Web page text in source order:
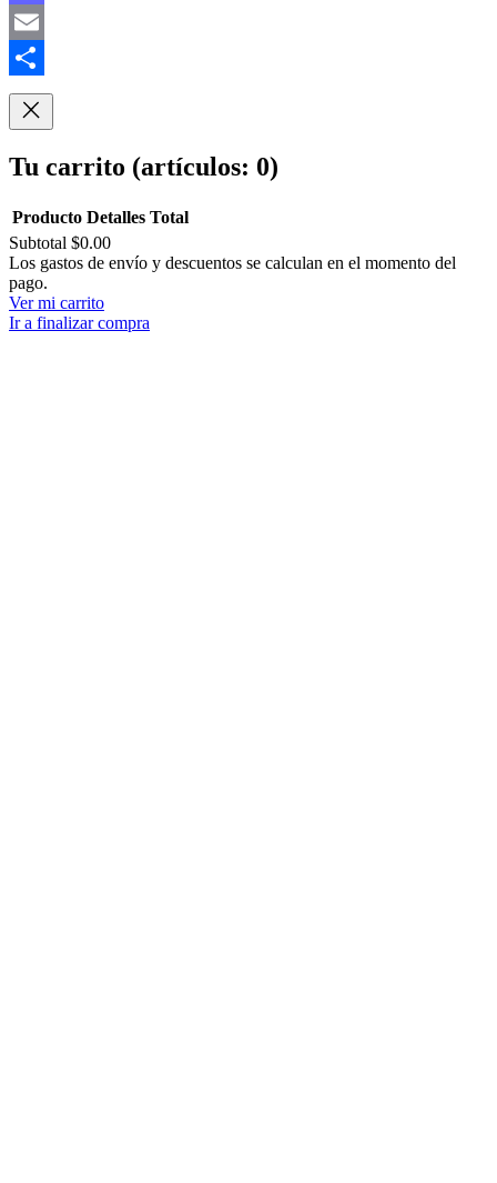
Mastodon
Email
Compartir
Tu carrito (artículos: 0)
Productos
del
carrito
Producto Detalles Total
Subtotal $0.00
Los gastos de envío y descuentos se calculan en el momento del
pago.
Ver mi carrito
Ir a finalizar compra